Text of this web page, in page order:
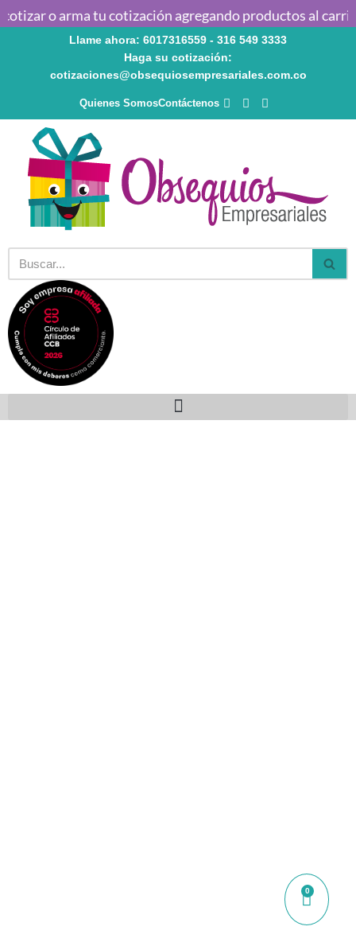
contenido
o arma tu cotización agregando productos al
Llame ahora: 6017316559 - 316 549 3333
Haga su cotización:
cotizaciones@obsequiosempresariales.com.co
Quienes SomosContáctenos
0